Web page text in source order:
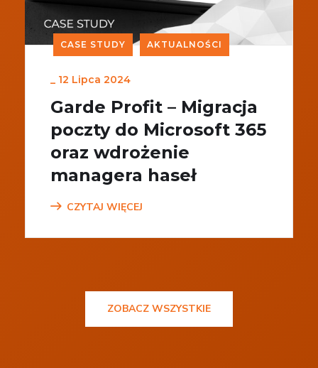
CASE STUDY AKTUALNOŚCI
_ 12 Lipca 2024
Garde Profit – Migracja
poczty do Microsoft 365
oraz wdrożenie
managera haseł
CZYTAJ WIĘCEJ
ZOBACZ WSZYSTKIE